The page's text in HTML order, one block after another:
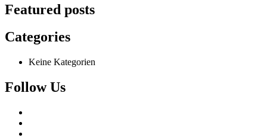
Featured posts
Categories
Keine Kategorien
Follow Us